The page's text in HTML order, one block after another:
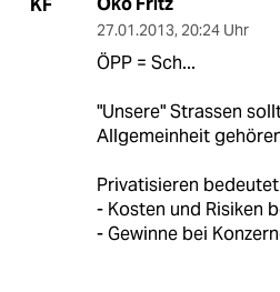
27.01.2013, 20:24 Uhr
ÖPP = Sch...
"Unsere" Strassen
Allgemeinheit
Privatisieren
- Kosten und Risiken
- Gewinne bei